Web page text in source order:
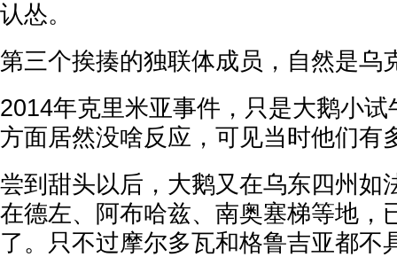
认怂。
第三个挨揍的独联体成员，自然是乌
2014年克里米亚事件，只是大鹅小
方面居然没啥反应，可见当时他们有
尝到甜头以后，大鹅又在乌东四州如
在德左、阿布哈兹、南奥塞梯等地，
了。只不过摩尔多瓦和格鲁吉亚都不